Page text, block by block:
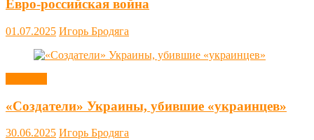
Евро-российская война
01.07.2025 Игорь Бродяга
«Создатели» Украины, убившие «украинцев»
30.06.2025 Игорь Бродяга